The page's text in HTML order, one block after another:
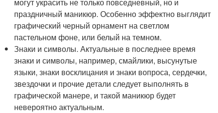
праздничный маникюр. Особенно эффектно выглядит
графический черный орнамент на светлом
пастельном фоне, или белый на темном.
Знаки и символы. Актуальные в последнее время
знаки и символы, например, смайлики, высунутые
языки, знаки восклицания и знаки вопроса, сердечки,
звездочки и прочие детали следует выполнять в
графической манере, и такой маникюр будет
невероятно актуальным.